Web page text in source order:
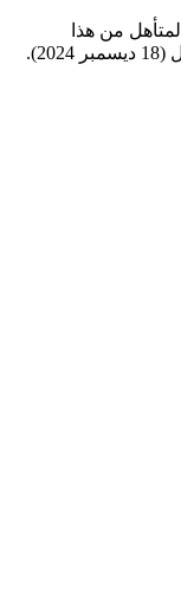
من هذا